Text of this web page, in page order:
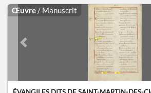
Œuvre / Manuscrit
Previous slide